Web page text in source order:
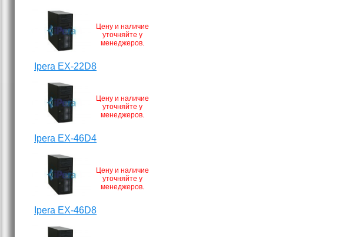
Цену и наличие
уточняйте у
менеджеров.
Ipera EX-22D8
Цену и наличие
уточняйте у
менеджеров.
Ipera EX-46D4
Цену и наличие
уточняйте у
менеджеров.
Ipera EX-46D8